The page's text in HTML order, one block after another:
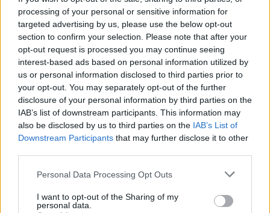
processing of your personal or sensitive information for
targeted advertising by us, please use the below opt-out
section to confirm your selection. Please note that after your
opt-out request is processed you may continue seeing
interest-based ads based on personal information utilized by
us or personal information disclosed to third parties prior to
your opt-out. You may separately opt-out of the further
disclosure of your personal information by third parties on the
IAB’s list of downstream participants. This information may
also be disclosed by us to third parties on the IAB’s List of
Downstream Participants that may further disclose it to other
Please note that this website/app uses one or more Google
not limited to your visit or usage behaviour. You may click to
grant or deny consent to Google and its third-party tags to
Personal Data Processing Opt Outs
I want to opt-out of the Sharing of my
personal data.
“Tik daudz melu…”
Modris Konovalovs
atklāj, ko ekspertīzē
konstatēja nošauto
suņu kuņģos
Kad beidzot varētu būt
gatava “Rail Baltica”
pamattrase? Dubkēvičs
iezīmē iespējamo
scenāriju